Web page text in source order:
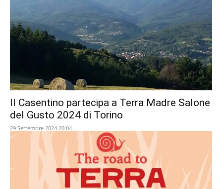
Il Casentino partecipa a Terra Madre Salone
del Gusto 2024 di Torino
29 Settembre 2024 20:04